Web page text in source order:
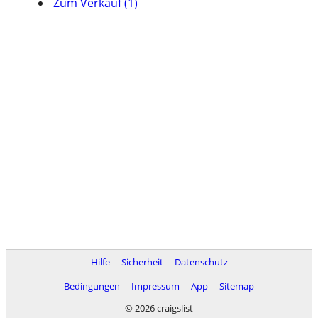
Hilfe Sicherheit
Datenschutz
Bedingungen
Impressum App
Sitemap
© 2026 craigslist